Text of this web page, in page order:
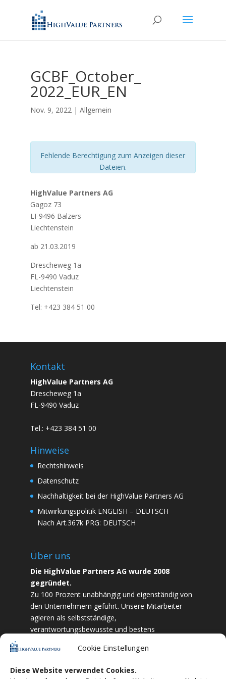
Cookie Einstellungen
Diese Website verwendet Cookies.
GCBF_October_
2022_EUR_EN
Nov. 9, 2022| Allgemein
Fehlende Berechtigung zum Anzeigen dieser
Dateien.
HighValue Partners AG
Gagoz 73
LI-9496 Balzers
Liechtenstein
ab 21.03.2019
Drescheweg 1a
FL-9490 Vaduz
Liechtenstein
Tel: +423 384 51 00
Kontakt
HighValue Partners AG
Drescheweg 1a
FL-9490 Vaduz
Tel.: +423 384 51 00
Hinweise
Rechtshinweis
Datenschutz
Nachhaltigkeit bei der HighValue Partners AG
Mitwirkungspolitik ENGLISH – DEUTSCH
Nach Art.367k PRG: DEUTSCH
Über uns
Die HighValue Partners AG wurde 2008
gegründet.
Zu 100 Prozent unabhängig und eigenständig von
den Unternehmern geführt. Unsere Mitarbeiter
agieren als selbstständige,
verantwortungsbewusste und bestens
und Zielstrebigkeit sind wir bestrebt das